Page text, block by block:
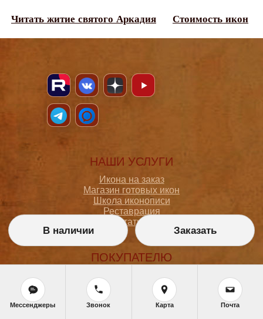
Читать житие святого Аркадия Стоимость икон
НАШИ УСЛУГИ
Икона на заказ
Магазин готовых икон
Школа иконописи
Реставрация
Статьи
ПОКУПАТЕЛЮ
Как сделать заказ
Доставка и оплата
Политика конфиденциальности
В наличии Заказать
Мессенджеры Звонок Карта Почта